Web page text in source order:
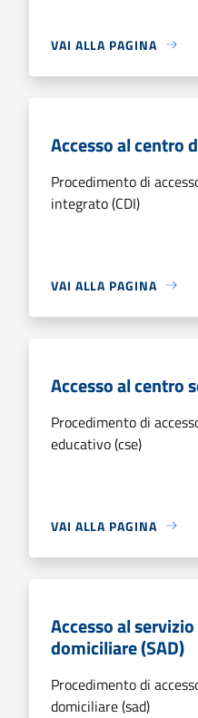
VAI ALLA PAGINA
Accesso al centro
Procedimento di
integrato (CDI)
VAI ALLA PAGINA
Accesso al centro
Procedimento di
educativo (cse)
VAI ALLA PAGINA
Accesso al
domiciliare (SAD)
Procedimento di
domiciliare (sad)